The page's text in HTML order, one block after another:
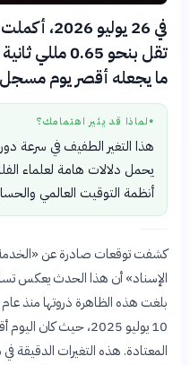
في 26
ما يجعله أقصر يوم
● لماذا قد يثير اهتمامك؟
هذا التغير الطفيف في سرعة
يحمل دلالات هامة لعلماء
أنظمة التوقيت العالمي
كشفت توقعات صادرة عن «الخدمة
الإسناد» أن هذا الحدث يعكس
المعتادة. هذه التغيرات الدقيقة